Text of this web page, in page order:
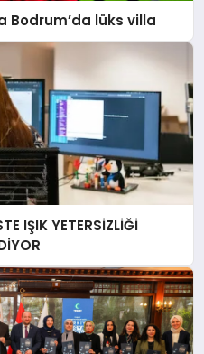
Bodrum’da lüks villa
IŞIK YETERSİZLİĞİ